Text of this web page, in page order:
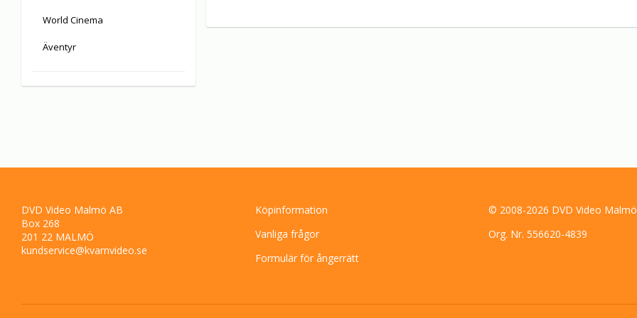
World Cinema
Äventyr
DVD Video Malmö AB
Box 268
201 22 MALMÖ
kundservice@kvarnvideo.se
Köpinformation
Vanliga frågor
Formulär för ångerrätt
© 2008-2026 DVD Video
Org. Nr. 556620-4839